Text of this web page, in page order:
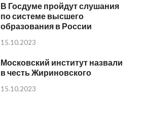
В Госдуме пройдут слушания
по системе высшего
образования в России
15.10.2023
Московский институт назвали
в честь Жириновского
15.10.2023